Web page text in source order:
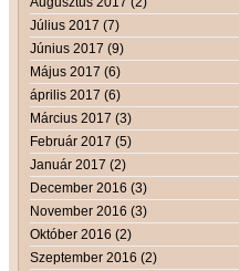
Július 2017 (7)
Június 2017 (9)
Május 2017 (6)
április 2017 (6)
Március 2017 (3)
Február 2017 (5)
Január 2017 (2)
December 2016 (3)
November 2016 (3)
Október 2016 (2)
Szeptember 2016 (2)